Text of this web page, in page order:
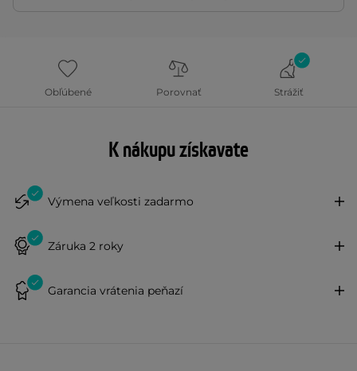
Obľúbené Porovnať Strážiť
K nákupu získavate
Výmena veľkosti zadarmo
Záruka 2 roky
Garancia vrátenia peňazí